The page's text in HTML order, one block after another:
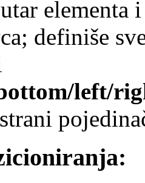
elementa
definiše
left/